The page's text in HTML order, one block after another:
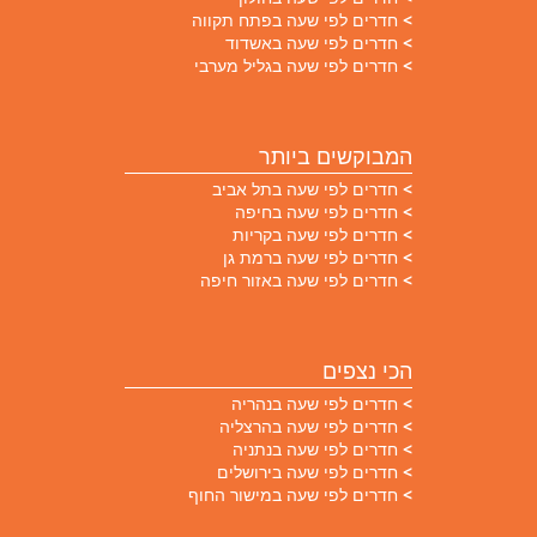
חדרים לפי שעה בפתח תקווה
חדרים לפי שעה באשדוד
חדרים לפי שעה בגליל מערבי
המבוקשים ביותר
חדרים לפי שעה בתל אביב
חדרים לפי שעה בחיפה
חדרים לפי שעה בקריות
חדרים לפי שעה ברמת גן
חדרים לפי שעה באזור חיפה
הכי נצפים
חדרים לפי שעה בנהריה
חדרים לפי שעה בהרצליה
חדרים לפי שעה בנתניה
חדרים לפי שעה בירושלים
חדרים לפי שעה במישור החוף